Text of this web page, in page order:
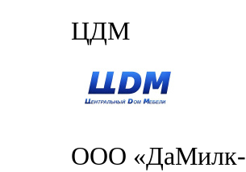
ЦДМ
ООО «ДаМилк-